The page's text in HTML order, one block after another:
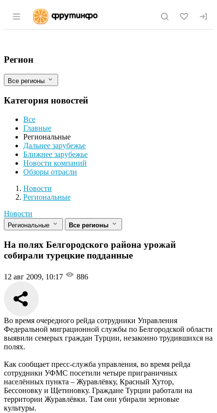
Раздел навигации по сайту fruitinfo.ru
На полях Белгородского района
Фильтры
Регион
Все регионы
Категория новостей
Все
Главные
Региональные
Дальнее зарубежье
Ближнее зарубежье
Новости компаний
Обзоры отрасли
Новости
Разделы
Новости
Региональные
Новости
Региональные Все регионы
На полях Белгородского района урожай
собирали турецкие подданные
12 авг 2009, 10:17 886
Во время очередного рейда сотрудники Управления
Федеральной миграционной службы по Белгородской области
выявили семерых граждан Турции, незаконно трудившихся на
полях.
Как сообщает пресс-служба управления, во время рейда
сотрудники УФМС посетили четыре приграничных
населённых пункта – Журавлёвку, Красный Хутор,
Бессоновку и Щетиновку. Граждане Турции работали на
территории Журавлёвки. Там они убирали зерновые
культуры.